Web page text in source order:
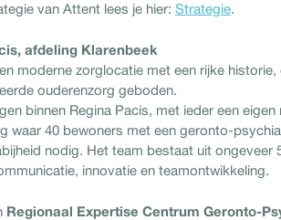
van Attent lees je hier: Strategie.
afdeling Klarenbeek
moderne zorglocatie met een rijke
ouderenzorg geboden.
binnen Regina Pacis, met ieder een
waar 40 bewoners met een geronto-
nodig. Het team bestaat uit
innovatie en teamontwikkeling.
Regionaal Expertise Centrum Geronto-